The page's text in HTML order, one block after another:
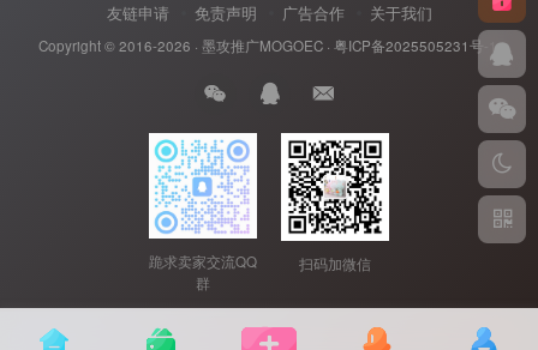
友链申请 免责声明 广告合作 关于我们
Copyright © 2016-2026 · 墨攻推广MOGOEC· 粤ICP备2025505231号-1.
跪求卖家交流QQ
群
扫码加微信